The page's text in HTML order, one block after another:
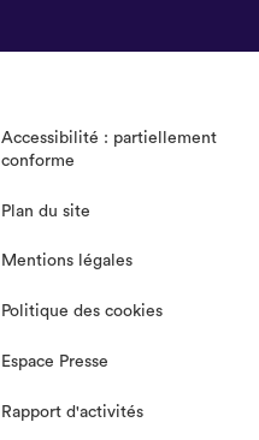
Accessibilité : partiellement
conforme
Plan du site
Mentions légales
Politique des cookies
Espace Presse
Rapport d'activités